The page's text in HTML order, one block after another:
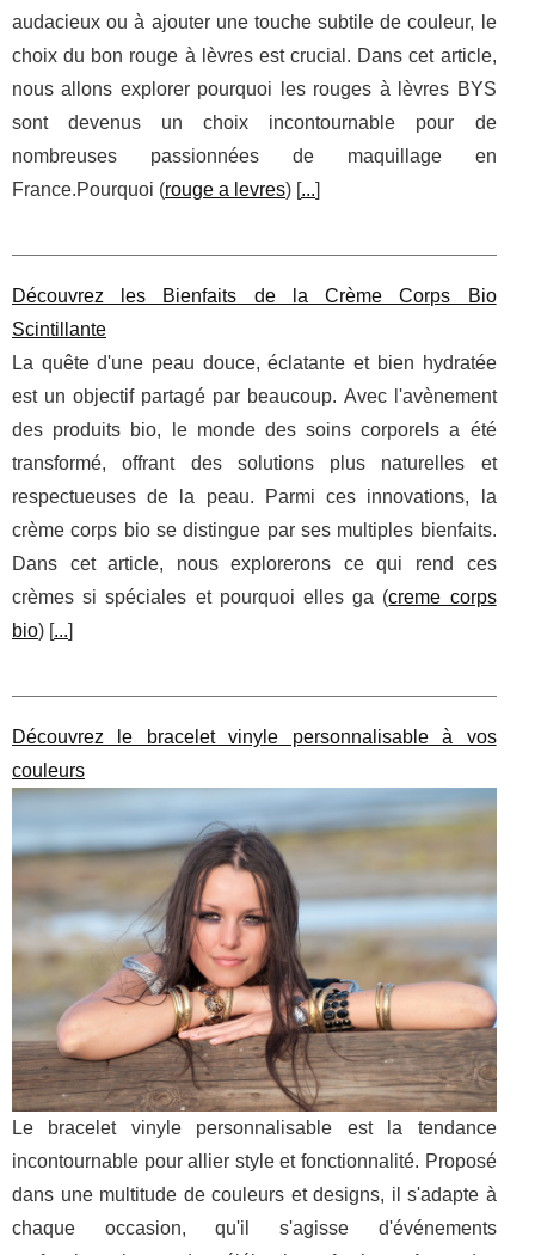
audacieux ou à ajouter une touche subtile de couleur, le
choix du bon rouge à lèvres est crucial. Dans cet article,
nous allons explorer pourquoi les rouges à lèvres BYS
sont devenus un choix incontournable pour de
nombreuses passionnées de maquillage en
France.Pourquoi (rouge a levres) [...]
Découvrez les Bienfaits de la Crème Corps Bio
Scintillante
La quête d'une peau douce, éclatante et bien hydratée
est un objectif partagé par beaucoup. Avec l'avènement
des produits bio, le monde des soins corporels a été
transformé, offrant des solutions plus naturelles et
respectueuses de la peau. Parmi ces innovations, la
crème corps bio se distingue par ses multiples bienfaits.
Dans cet article, nous explorerons ce qui rend ces
crèmes si spéciales et pourquoi elles ga (creme corps
bio) [...]
Découvrez le bracelet vinyle personnalisable à vos
couleurs
Le bracelet vinyle personnalisable est la tendance
incontournable pour allier style et fonctionnalité. Proposé
dans une multitude de couleurs et designs, il s'adapte à
chaque occasion, qu'il s'agisse d'événements